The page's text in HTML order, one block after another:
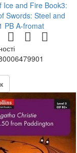
Ice and Fire Book3:
Swords: Steel and
PB A-fromat